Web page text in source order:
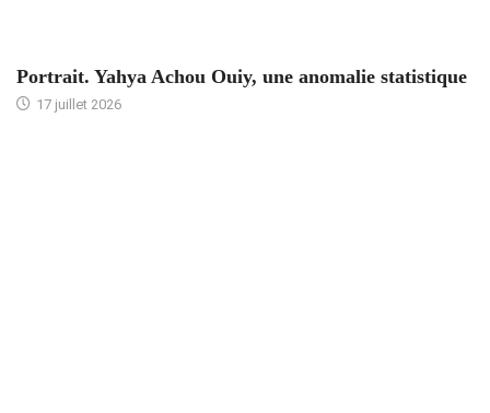
Portrait. Yahya Achou Ouiy, une anomalie statistique
17 juillet 2026